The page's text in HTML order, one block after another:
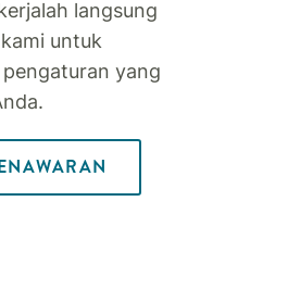
langsung
untuk
yang